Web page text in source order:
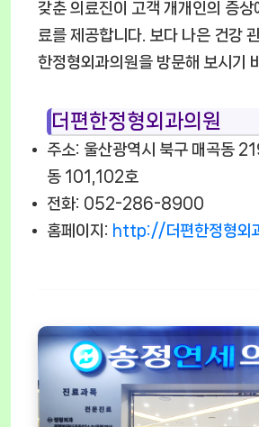
갖춘 의료진이 고객 개개인의 증상
료를 제공합니다. 보다 나은 건강
한정형외과의원을 방문해 보시기
더편한정형외과의원
주소: 울산광역시 북구 매곡동
동 101,102호
전화: 052-286-8900
홈페이지: http://더편한정형외